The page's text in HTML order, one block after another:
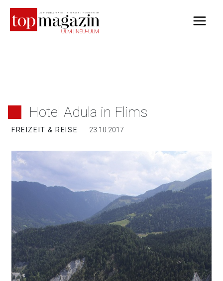
Inhalt
springen
Hotel Adula in Flims
FREIZEIT & REISE 23.10.2017